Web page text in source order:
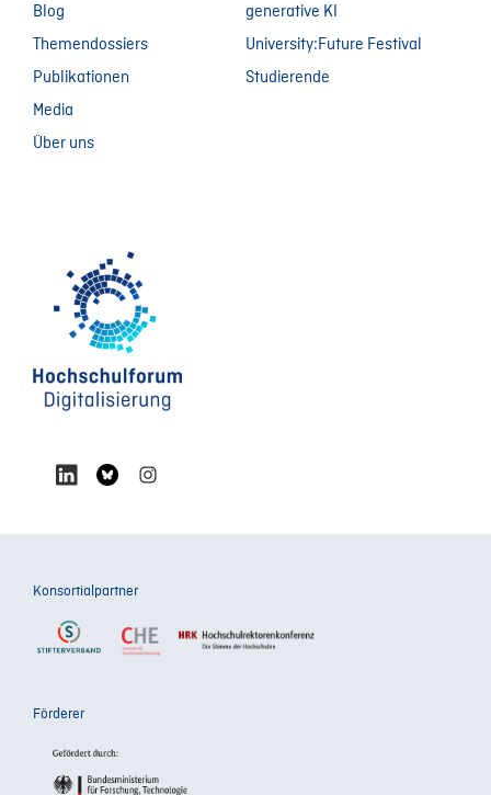
Blog
Themendossiers
Publikationen
Media
Über uns
generative KI
University:Future Festival
Studierende
Konsortialpartner
Förderer